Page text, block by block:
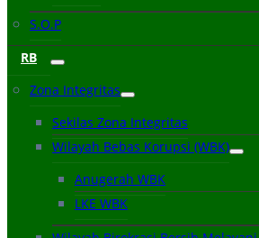
S.O.P
RB
Zona Integritas
Sekilas Zona Integritas
Wilayah Bebas Korupsi (WBK)
Anugerah WBK
LKE WBK